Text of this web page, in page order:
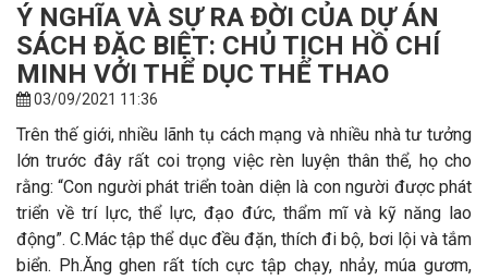
Ý NGHĨA VÀ SỰ RA ĐỜI CỦA DỰ ÁN
SÁCH ĐẶC BIỆT: CHỦ TỊCH HỒ CHÍ
MINH VỚI THỂ DỤC THỂ THAO
03/09/2021 11:36
Trên thế giới, nhiều lãnh tụ cách mạng và nhiều nhà tư tưởng
lớn trước đây rất coi trọng việc rèn luyện thân thể, họ cho
rằng: “Con người phát triển toàn diện là con người được phát
triển về trí lực, thể lực, đạo đức, thẩm mĩ và kỹ năng lao
động”. C.Mác tập thể dục đều đặn, thích đi bộ, bơi lội và tắm
biển. Ph.Ăng ghen rất tích cực tập chạy, nhảy, múa gươm,